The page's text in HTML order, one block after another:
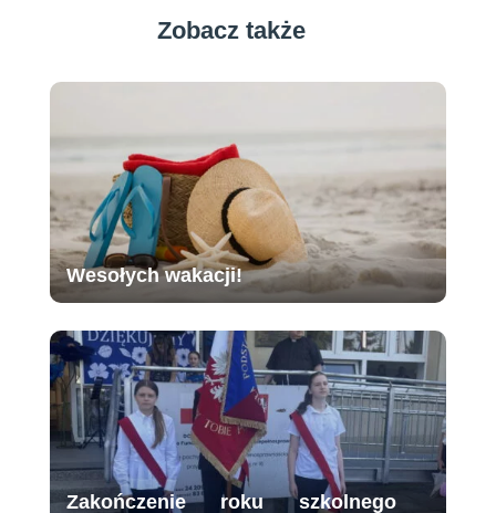
Zobacz także
Wesołych wakacji!
Zakończenie roku szkolnego